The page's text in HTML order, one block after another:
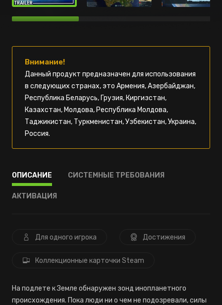
Внимание!
Данный продукт предназначен для использования
в следующих странах, это Армения, Азербайджан,
Республика Беларусь, Грузия, Киргизстан,
Казахстан, Молдова, Республика Молдова,
Таджикистан, Туркменистан, Узбекистан, Украина,
Россия.
ОПИСАНИЕ СИСТЕМНЫЕ ТРЕБОВАНИЯ
АКТИВАЦИЯ
Для одного игрока Достижения
Коллекционные карточки Steam
На подлете к Земле обнаружен зонд инопланетного
происхождения. Пока люди ни о чем не подозревали, силы